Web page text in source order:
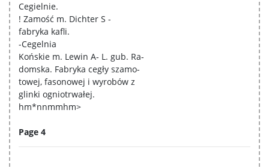
Cegielnie.
! Zamość m. Dichter S -
fabryka kafli.
-Cegelnia
Końskie m. Lewin A- L. gub. Ra-
domska. Fabryka cegły szamo-
towej, fasonowej i wyrobów z
glinki ogniotrwałej.
hm*nnmmhm>
Page 4